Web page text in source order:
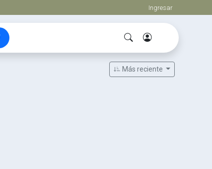
Ingresar
Más reciente